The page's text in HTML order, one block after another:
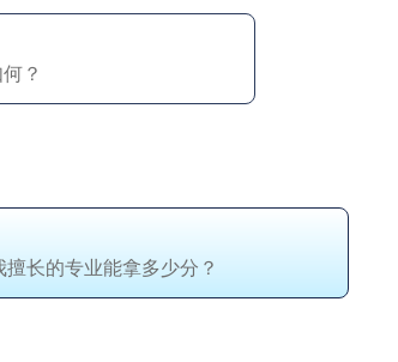
？
长的专业能拿多少分？